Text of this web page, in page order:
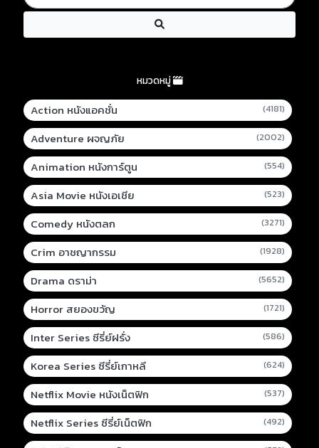
หมวดหมู่
Action หนังแอคชั่น (4181)
Adventure ผจญภัย (2002)
Animation หนังการ์ตูน (554)
Asia Movie หนังเอเชีย (523)
Comedy หนังตลก (3271)
Crim อาชญากรรม (1928)
Drama ดราม่า (5652)
Horror สยองขวัญ (1721)
Inter Series ซีรี่ย์ฝรั่ง (586)
Korea Series ซีรี่ย์เกาหลี (624)
Netflix Movie หนังเน็ตฟิก (537)
Netflix Series ซีรี่ย์เน็ตฟิก (492)